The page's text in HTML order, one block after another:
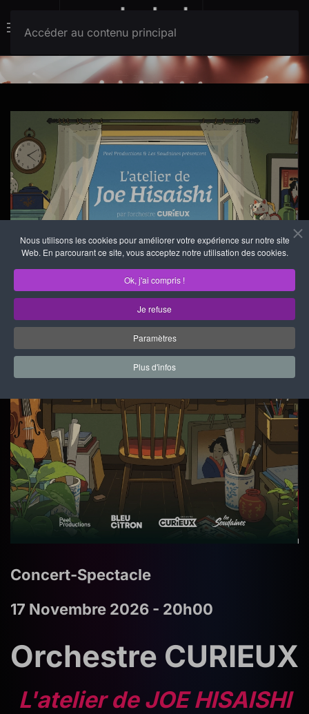
Nous utilisons les cookies pour améliorer votre expérience sur notre site
Web. En parcourant ce site, vous acceptez notre utilisation des cookies.
Ok, j'ai compris !
Je refuse
Paramètres
Plus d'infos
Accéder au contenu principal
Menu
Concert-Spectacle
17 Novembre 2026 - 20h00
Orchestre CURIEUX
L'atelier de JOE HISAISHI